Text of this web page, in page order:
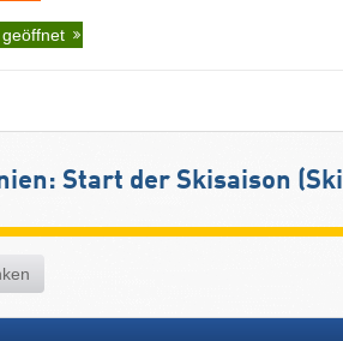
Start der Skisaison (Ski